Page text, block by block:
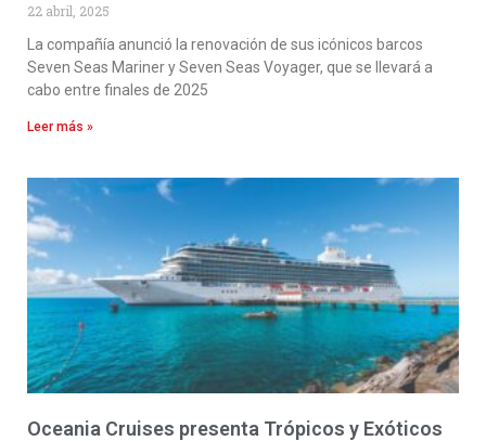
22 abril, 2025
La compañía anunció la renovación de sus icónicos barcos
Seven Seas Mariner y Seven Seas Voyager, que se llevará a
cabo entre finales de 2025
Leer más »
Oceania Cruises presenta Trópicos y Exóticos